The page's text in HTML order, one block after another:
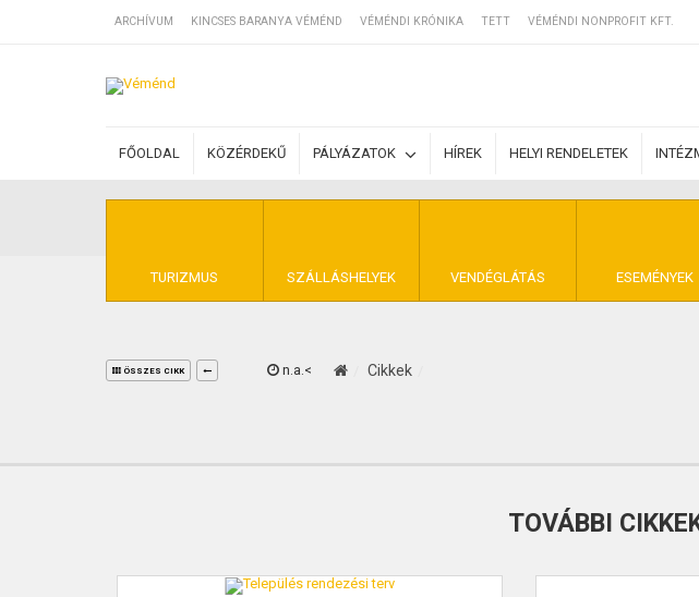
ARCHÍVUM KINCSES BARANYA VÉMÉND VÉMÉNDI KRÓNIKA TETT VÉMÉNDI NONPROFIT KFT.
FŐOLDAL KÖZÉRDEKŰ PÁLYÁZATOK HÍREK HELYI RENDELETEK
TURIZMUS SZÁLLÁSHELYEK VENDÉGLÁTÁS ESEMÉNYEK
SZÁLLÁSOK
BEJEGYZÉSEK
ÁLTALÁNOS
KINCSES BARANYA
ÖSSZES CIKK n.a.< Cikkek
TOVÁBBI